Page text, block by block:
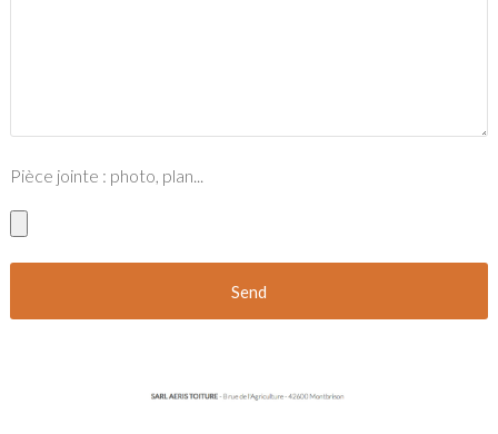
Pièce jointe : photo, plan...